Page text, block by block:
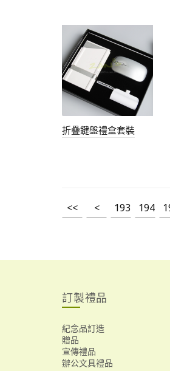
折疊鍵盤禮盒套裝
<< < 193 194
訂製禮品
紀念品訂造
贈品
宣傳禮品
辦公文具禮品